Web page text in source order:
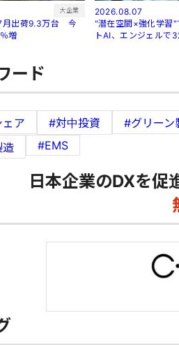
大企業
月出荷9.3万台 今
増
2026.08.07
"潜在空間×強化学習"
トAI、エンジェルで
ード
ア #対中投資 #グリーン
造
#EMS
日本企業のDXを促